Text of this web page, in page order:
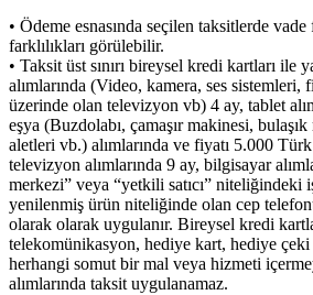
• Ödeme esnasında seçilen taksitlerde
farklılıkları görülebilir.
• Taksit üst sınırı bireysel kredi kartları ile
alımlarında (Video, kamera, ses sistemleri,
üzerinde olan televizyon vb) 4 ay, tablet
eşya (Buzdolabı, çamaşır makinesi,
aletleri vb.) alımlarında ve fiyatı 5.000
televizyon alımlarında 9 ay, bilgisayar
merkezi” veya “yetkili satıcı” niteliğindeki
yenilenmiş ürün niteliğinde olan cep
olarak olarak uygulanır. Bireysel kredi
telekomünikasyon, hediye kart, hediye
herhangi somut bir mal veya hizmeti
alımlarında taksit uygulanamaz.